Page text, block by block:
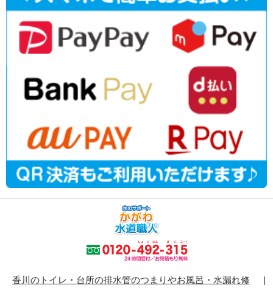
香川のトイレ・台所の排水管のつまりやお風呂・水漏れ修